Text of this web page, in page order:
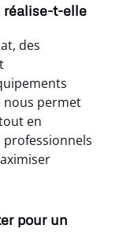
réalise-t-elle
des
nous permet
en
professionnels
pour un